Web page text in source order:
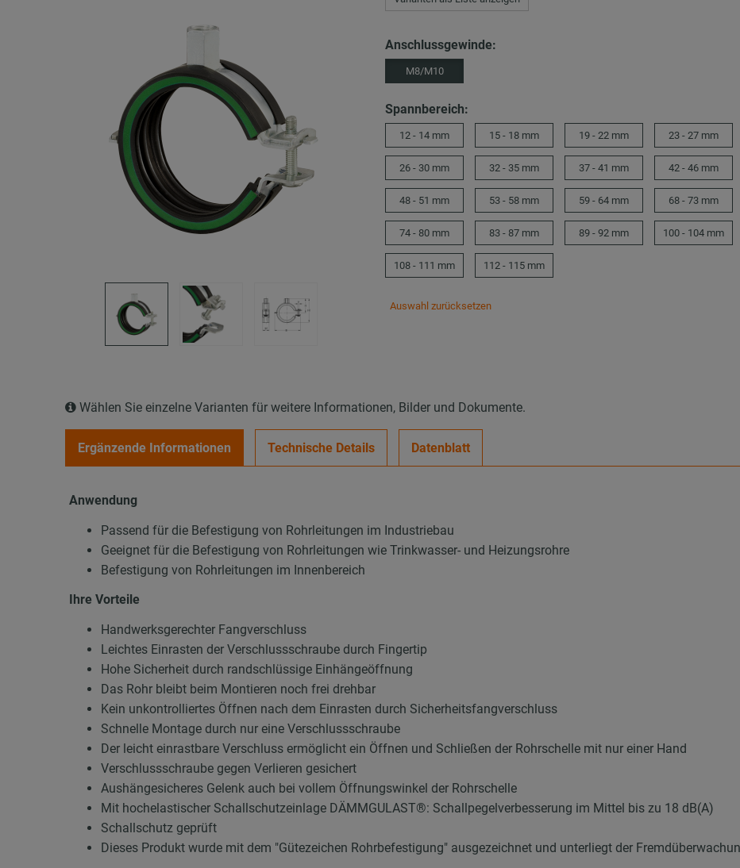
Anschlussgewinde:
M8/M10
Spannbereich:
12 - 14 mm 15 - 18 mm 19 - 22 mm 23 - 27 mm
26 - 30 mm 32 - 35 mm 37 - 41 mm 42 - 46 mm
48 - 51 mm 53 - 58 mm 59 - 64 mm 68 - 73 mm
74 - 80 mm 83 - 87 mm 89 - 92 mm 100 - 104 mm
108 - 111 mm 112 - 115 mm
Auswahl zurücksetzen
Wählen Sie einzelne Varianten für weitere Informationen, Bilder und Dokumente.
Ergänzende Informationen Technische Details Datenblatt
Anwendung
Passend für die Befestigung von Rohrleitungen im Industriebau
Geeignet für die Befestigung von Rohrleitungen wie Trinkwasser- und Heizungsrohre
Befestigung von Rohrleitungen im Innenbereich
Ihre Vorteile
Handwerksgerechter Fangverschluss
Leichtes Einrasten der Verschlussschraube durch Fingertip
Hohe Sicherheit durch randschlüssige Einhängeöffnung
Das Rohr bleibt beim Montieren noch frei drehbar
Kein unkontrolliertes Öffnen nach dem Einrasten durch Sicherheitsfangverschluss
Schnelle Montage durch nur eine Verschlussschraube
Der leicht einrastbare Verschluss ermöglicht ein Öffnen und Schließen der Rohrschelle mit nur einer Hand
Verschlussschraube gegen Verlieren gesichert
Aushängesicheres Gelenk auch bei vollem Öffnungswinkel der Rohrschelle
Mit hochelastischer Schallschutzeinlage DÄMMGULAST®: Schallpegelverbesserung im Mittel bis zu 18 dB(A)
Schallschutz geprüft
Dieses Produkt wurde mit dem "Gütezeichen Rohrbefestigung" ausgezeichnet und unterliegt der